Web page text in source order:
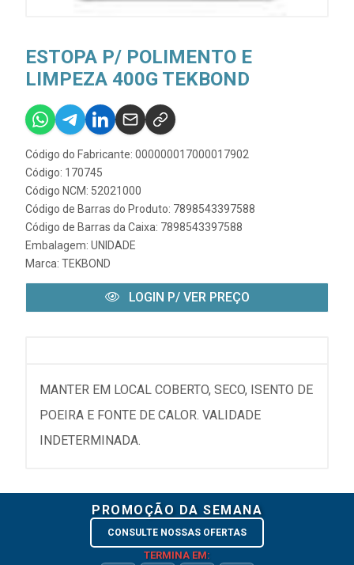
ESTOPA P/ POLIMENTO E
LIMPEZA 400G TEKBOND
Código do Fabricante: 000000017000017902
Código: 170745
Código NCM: 52021000
Código de Barras do Produto: 7898543397588
Código de Barras da Caixa: 7898543397588
Embalagem: UNIDADE
Marca: TEKBOND
LOGIN P/ VER PREÇO
MANTER EM LOCAL COBERTO, SECO, ISENTO DE
POEIRA E FONTE DE CALOR. VALIDADE
INDETERMINADA.
PROMOÇÃO DA SEMANA
CONSULTE NOSSAS OFERTAS
TERMINA EM: